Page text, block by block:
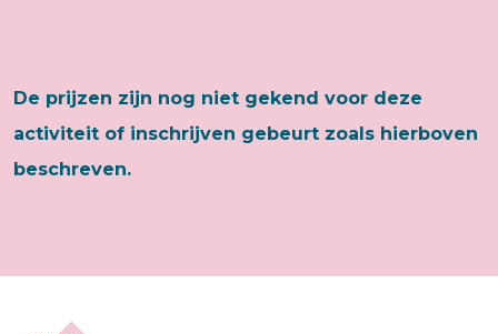
De prijzen zijn nog niet gekend voor deze
activiteit of inschrijven gebeurt zoals hierboven
beschreven.